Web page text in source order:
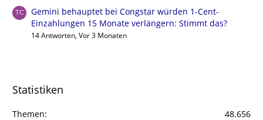
Gemini behauptet bei Congstar würden 1-Cent-
Einzahlungen 15 Monate verlängern: Stimmt das?
14 Antworten, Vor 3 Monaten
Statistiken
Themen
48.656